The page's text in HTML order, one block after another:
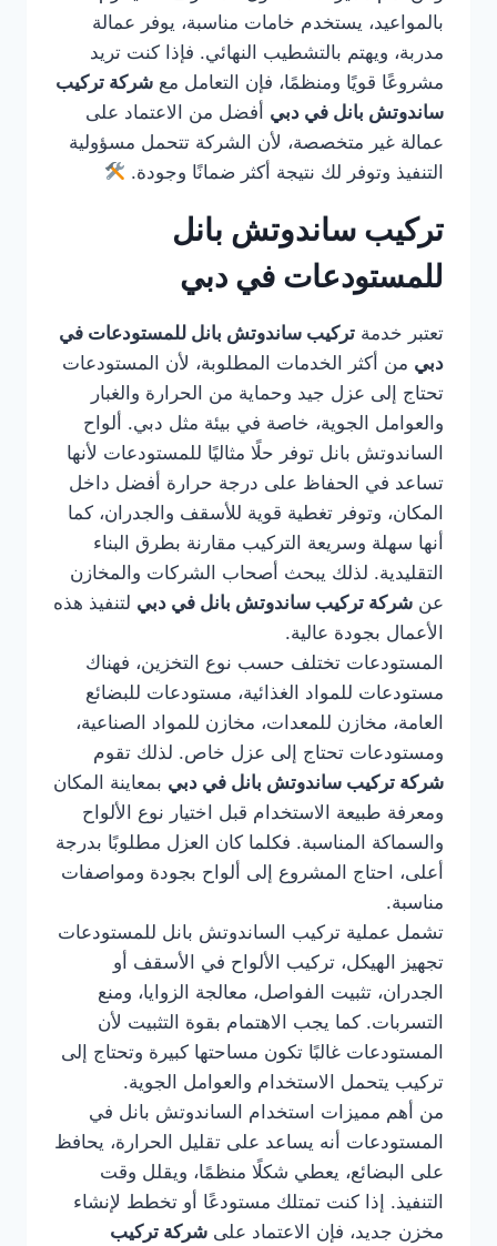
بالمواعيد، يستخدم خامات مناسبة، يوفر عمالة
مدربة، ويهتم بالتشطيب النهائي. فإذا كنت تريد
مشروعًا قويًا ومنظمًا، فإن التعامل مع شركة تركيب
ساندوتش بانل في دبي أفضل من الاعتماد على
عمالة غير متخصصة، لأن الشركة تتحمل مسؤولية
التنفيذ وتوفر لك نتيجة أكثر ضمانًا وجودة.
تركيب ساندوتش بانل
للمستودعات في دبي
تعتبر خدمة تركيب ساندوتش بانل للمستودعات في
دبي من أكثر الخدمات المطلوبة، لأن المستودعات
تحتاج إلى عزل جيد وحماية من الحرارة والغبار
والعوامل الجوية، خاصة في بيئة مثل دبي. ألواح
الساندوتش بانل توفر حلًا مثاليًا للمستودعات لأنها
تساعد في الحفاظ على درجة حرارة أفضل داخل
المكان، وتوفر تغطية قوية للأسقف والجدران، كما
أنها سهلة وسريعة التركيب مقارنة بطرق البناء
التقليدية. لذلك يبحث أصحاب الشركات والمخازن
عن شركة تركيب ساندوتش بانل في دبي لتنفيذ هذه
الأعمال بجودة عالية.
المستودعات تختلف حسب نوع التخزين، فهناك
مستودعات للمواد الغذائية، مستودعات للبضائع
العامة، مخازن للمعدات، مخازن للمواد الصناعية،
ومستودعات تحتاج إلى عزل خاص. لذلك تقوم
شركة تركيب ساندوتش بانل في دبي بمعاينة المكان
ومعرفة طبيعة الاستخدام قبل اختيار نوع الألواح
والسماكة المناسبة. فكلما كان العزل مطلوبًا بدرجة
أعلى، احتاج المشروع إلى ألواح بجودة ومواصفات
مناسبة.
تشمل عملية تركيب الساندوتش بانل للمستودعات
تجهيز الهيكل، تركيب الألواح في الأسقف أو
الجدران، تثبيت الفواصل، معالجة الزوايا، ومنع
التسربات. كما يجب الاهتمام بقوة التثبيت لأن
المستودعات غالبًا تكون مساحتها كبيرة وتحتاج إلى
تركيب يتحمل الاستخدام والعوامل الجوية.
من أهم مميزات استخدام الساندوتش بانل في
المستودعات أنه يساعد على تقليل الحرارة، يحافظ
على البضائع، يعطي شكلًا منظمًا، ويقلل وقت
التنفيذ. إذا كنت تمتلك مستودعًا أو تخطط لإنشاء
مخزن جديد، فإن الاعتماد على شركة تركيب